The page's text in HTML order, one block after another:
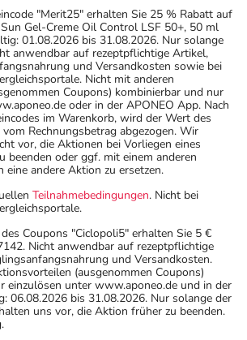
"Merit25" erhalten Sie 25 % Rabatt auf
Gel-Creme Oil Control LSF 50+, 50 ml
01.08.2026 bis 31.08.2026. Nur solange
anwendbar auf rezeptpflichtige Artikel,
und Versandkosten sowie bei
Nicht mit anderen
Coupons) kombinierbar und nur
oder in der APONEO App. Nach
im Warenkorb, wird der Wert des
Rechnungsbetrag abgezogen. Wir
vor, die Aktionen bei Vorliegen eines
beenden oder ggf. mit einem anderen
eine andere Aktion zu ersetzen.
Teilnahmebedingungen. Nicht bei
Coupons "Ciclopoli5" erhalten Sie 5 €
Nicht anwendbar auf rezeptpflichtige
und Versandkosten.
(ausgenommen Coupons)
einzulösen unter www.aponeo.de und in der
06.08.2026 bis 31.08.2026. Nur solange der
uns vor, die Aktion früher zu beenden.